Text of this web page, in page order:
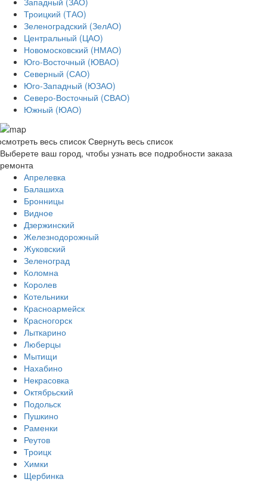
Троицкий (ТАО)
Зеленоградский (ЗелАО)
Центральный (ЦАО)
Новомосковский (НМАО)
Юго-Восточный (ЮВАО)
Северный (САО)
Юго-Западный (ЮЗАО)
Северо-Восточный (СВАО)
Южный (ЮАО)
весь список Свернуть весь список
Выберете ваш город, чтобы узнать все подробности заказа
ремонта
Апрелевка
Балашиха
Бронницы
Видное
Дзержинский
Железнодорожный
Жуковский
Зеленоград
Коломна
Королев
Котельники
Красноармейск
Красногорск
Лыткарино
Люберцы
Мытищи
Нахабино
Некрасовка
Октябрьский
Подольск
Пушкино
Раменки
Реутов
Троицк
Химки
Щербинка